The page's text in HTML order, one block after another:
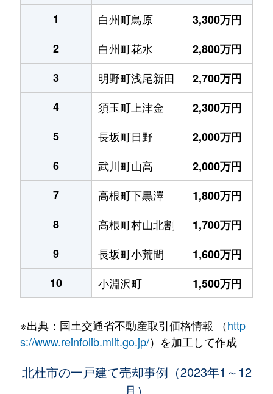
1
白州町鳥原
3,300万円
2
白州町花水
2,800万円
3
明野町浅尾新田
2,700万円
4
須玉町上津金
2,300万円
5
長坂町日野
2,000万円
6
武川町山高
2,000万円
7
高根町下黒澤
1,800万円
8
高根町村山北割
1,700万円
9
長坂町小荒間
1,600万円
10
小淵沢町 1,500万円
※出典：国土交通省不動産取引価格情報 （http
s://www.reinfolib.mlit.go.jp/）を加工して作成
北杜市の一戸建て売却事例（2023年1～12
月）